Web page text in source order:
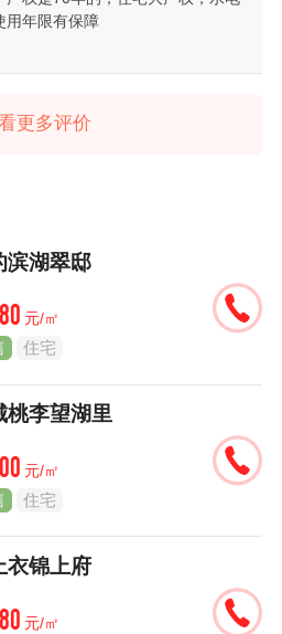
用年限有保障
更多评价
滨湖翠邸
元/㎡
住宅
桃李望湖里
元/㎡
住宅
衣锦上府
元/㎡